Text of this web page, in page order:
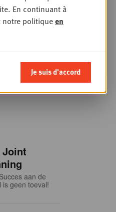
& le
Joint
aan de
geen toeval!
En continuant à
notre politiqueen
Je suis d'accord